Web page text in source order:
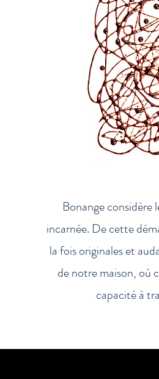
Bonange
incarnée. De cette
la fois originales et
de notre maison, où
capacité à